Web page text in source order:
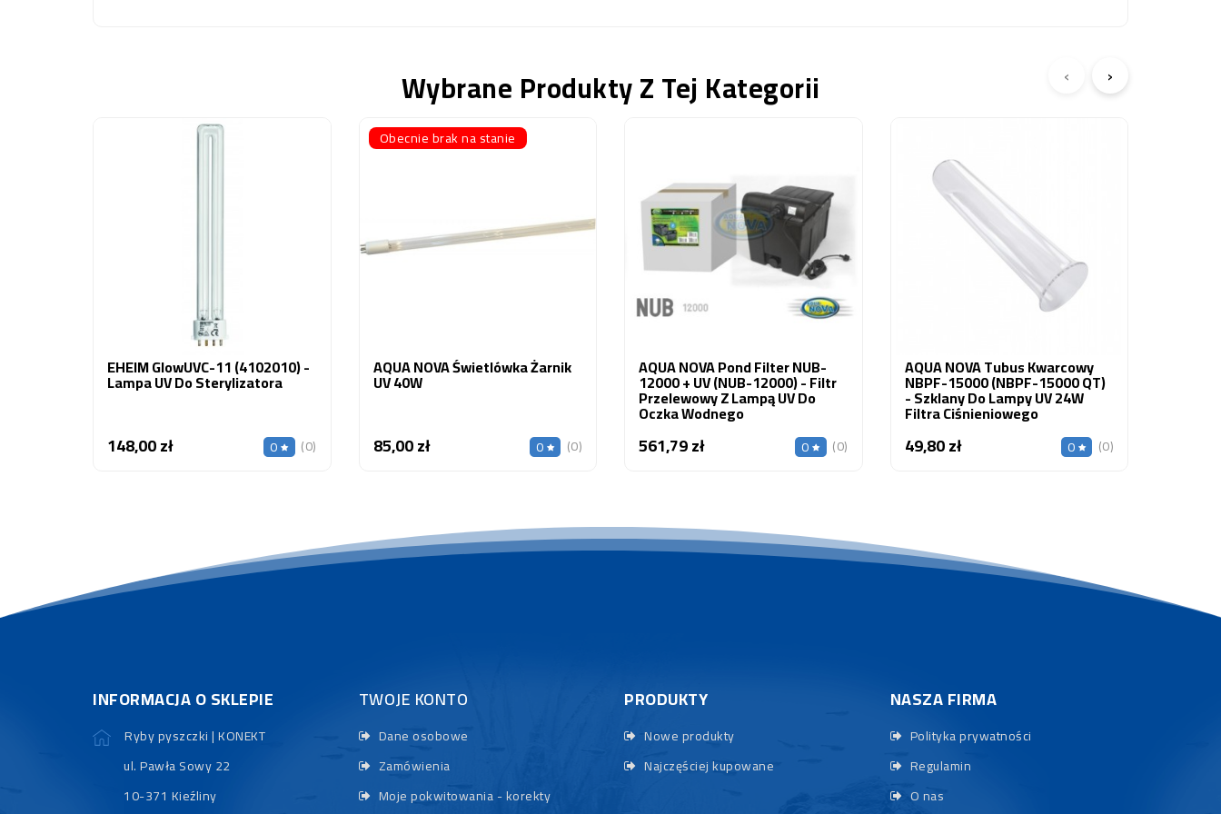
Wybrane Produkty Z Tej Kategorii
EHEIM GlowUVC-11 (4102010) -
Lampa UV Do Sterylizatora
148,00 złCena 0 (0)
Obecnie brak na stanie
AQUA NOVA Świetlówka Żarnik
UV 40W
85,00 złCena 0 (0)
AQUA NOVA Pond Filter NUB-
12000 + UV (NUB-12000) - Filtr
Przelewowy Z Lampą UV Do
Oczka Wodnego
561,79 złCena 0 (0)
AQUA NOVA Tubus Kwarcowy
NBPF-15000 (NBPF-15000 QT)
- Szklany Do Lampy UV 24W
Filtra Ciśnieniowego
49,80 złCena 0 (0)
‹ ›
INFORMACJA O SKLEPIE
Ryby pyszczki | KONEKT
ul. Pawła Sowy 22
10-371 Kieźliny
TWOJE KONTO
Dane osobowe
Zamówienia
Moje pokwitowania - korekty
PRODUKTY
Nowe produkty
Najczęściej kupowane
NASZA FIRMA
Polityka prywatności
Regulamin
O nas